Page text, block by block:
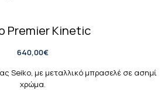
Premier Kinetic
640,00€
Seiko, με μεταλλικό μπρασελέ σε ασημί
χρώμα.